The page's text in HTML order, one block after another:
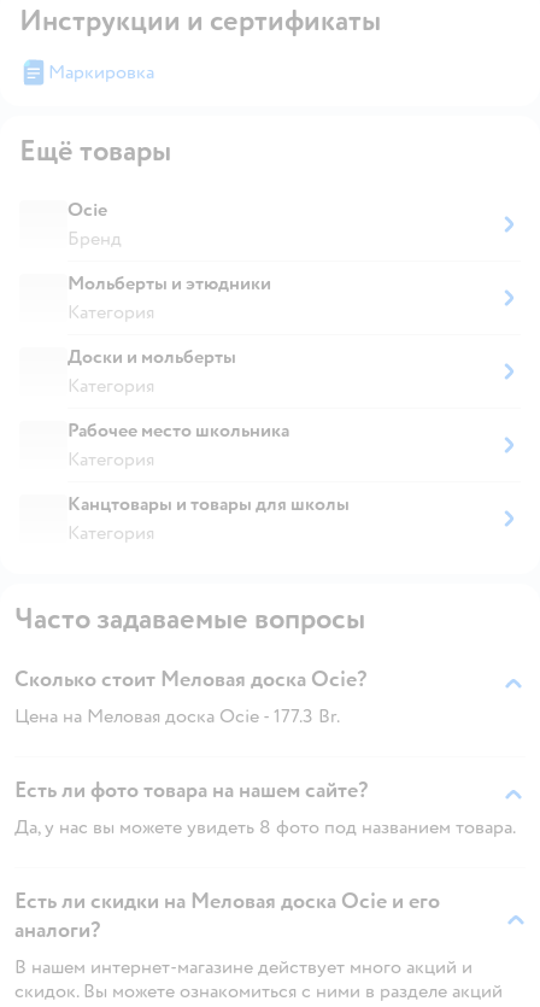
Инструкции и сертификаты
Маркировка
Ещё товары
Ocie
Бренд
Мольберты и этюдники
Категория
Доски и мольберты
Категория
Рабочее место школьника
Категория
Канцтовары и товары для школы
Категория
Часто задаваемые вопросы
Сколько стоит Меловая доска Ocie?
Цена на Меловая доска Ocie - 177.3 Br.
Есть ли фото товара на нашем сайте?
Да, у нас вы можете увидеть 8 фото под названием товара.
Есть ли скидки на Меловая доска Ocie и его
аналоги?
В нашем интернет-магазине действует много акций и
скидок. Вы можете ознакомиться с ними в разделе акций